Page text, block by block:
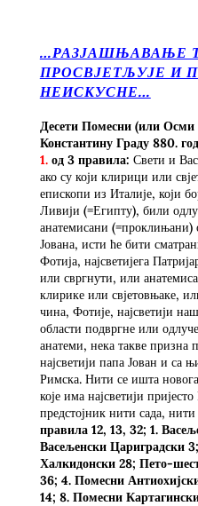
…РАЗЈАШЊАВАЊЕ
ПРОСВЈЕТЉУЈЕ И
НЕИСКУСНЕ…
Десети Помесни (или Осми
Константину Граду 880.
1.од 3 правила: Свети и
ако су који клирици или
епископи из Италије, који
Ливији (=Египту), били
анатемисани (=проклињани)
Јована, исти ће бити
Фотија, најсветијега
или свргнути, или
клирике или свјетовњаке,
чина, Фотије, најсветији
области подвргне или
анатеми, нека такве призна
најсветији папа Јован и са
Римска. Нити се ишта
које има најсветији
предстојник нити сада,
правила 12, 13, 32; 1.
Васељенски Цариградски
Халкидонски 28; Пето-
36; 4. Помесни
14; 8. Помесни